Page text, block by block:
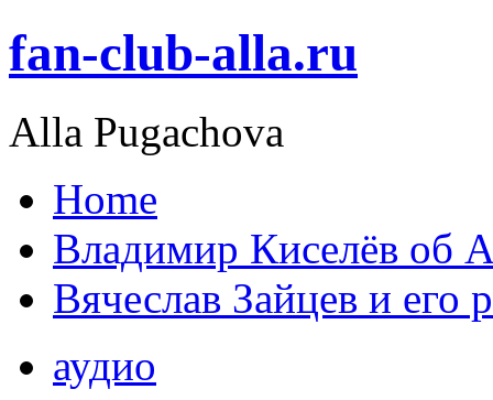
fan-club-alla.ru
Alla Pugachova
Home
Владимир Киселёв об
Вячеслав Зайцев и его
аудио